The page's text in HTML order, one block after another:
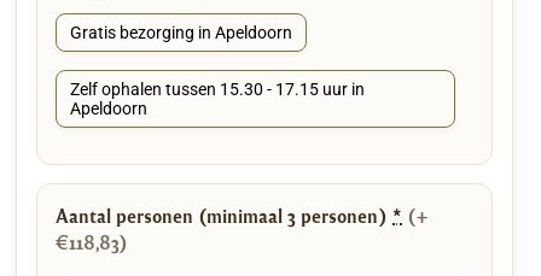
Gratis bezorging in Apeldoorn
Zelf ophalen tussen 15.30 - 17.15 uur in
Apeldoorn
Aantal personen (minimaal 3 personen) * (+
€118,83)